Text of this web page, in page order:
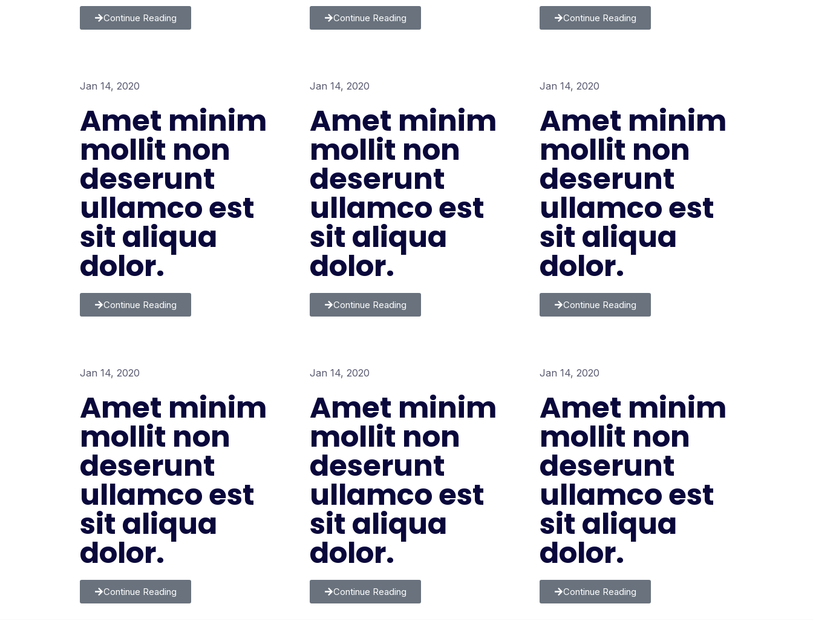
Continue Reading Continue Reading Continue Reading
Jan 14, 2020
Amet minim
mollit non
deserunt
ullamco est
sit aliqua
dolor.
Continue Reading
Jan 14, 2020
Amet minim
mollit non
deserunt
ullamco est
sit aliqua
dolor.
Continue Reading
Jan 14, 2020
Amet minim
mollit non
deserunt
ullamco est
sit aliqua
dolor.
Continue Reading
Jan 14, 2020
Amet minim
mollit non
deserunt
ullamco est
sit aliqua
dolor.
Continue Reading
Jan 14, 2020
Amet minim
mollit non
deserunt
ullamco est
sit aliqua
dolor.
Continue Reading
Jan 14, 2020
Amet minim
mollit non
deserunt
ullamco est
sit aliqua
dolor.
Continue Reading